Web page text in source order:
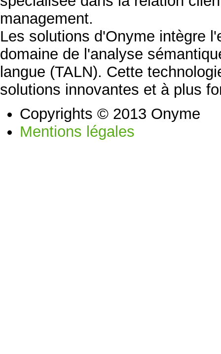
management.
Les solutions d'Onyme intègre
domaine de l'analyse
langue (TALN). Cette
solutions innovantes et à plus
Copyrights © 2013 Onyme
Mentions légales